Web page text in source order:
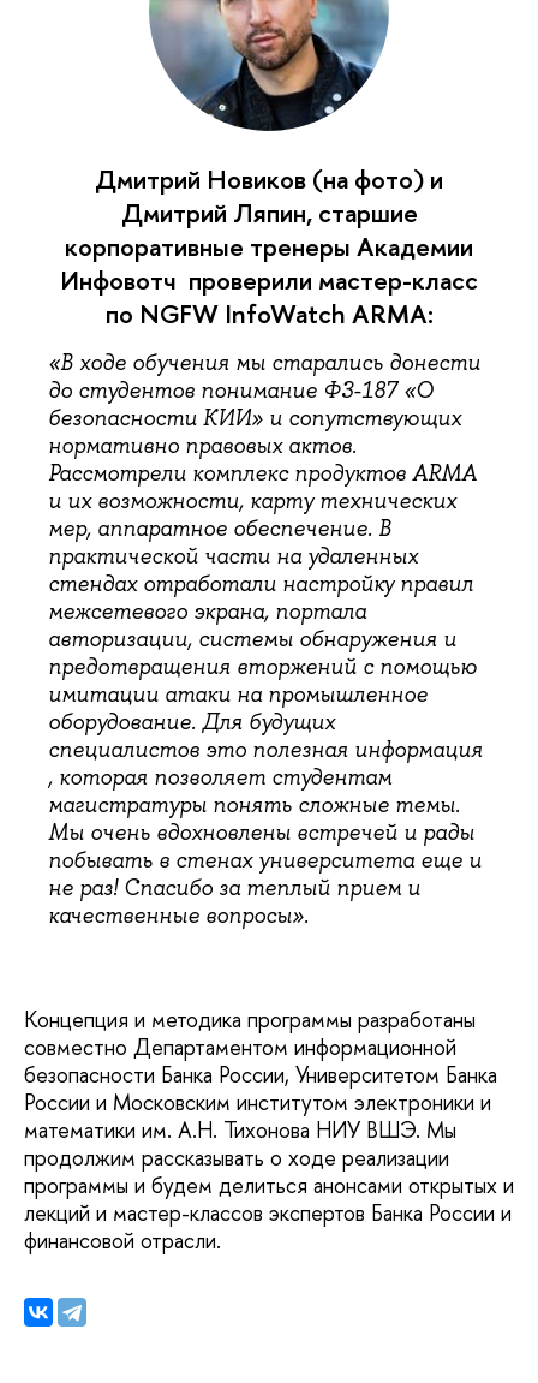
Дмитрий Новиков (на фото) и
Дмитрий Ляпин, старшие
корпоративные тренеры Академии
Инфовотч проверили мастер-класс
по NGFW InfoWatch ARMA:
«В ходе обучения мы старались донести
до студентов понимание ФЗ-187 «О
безопасности КИИ» и сопутствующих
нормативно правовых актов.
Рассмотрели комплекс продуктов ARMA
и их возможности, карту технических
мер, аппаратное обеспечение. В
практической части на удаленных
стендах отработали настройку правил
межсетевого экрана, портала
авторизации, системы обнаружения и
предотвращения вторжений с помощью
имитации атаки на промышленное
оборудование. Для будущих
специалистов это полезная информация
, которая позволяет студентам
магистратуры понять сложные темы.
Мы очень вдохновлены встречей и рады
побывать в стенах университета еще и
не раз! Спасибо за теплый прием и
качественные вопросы».
Концепция и методика программы разработаны
совместно Департаментом информационной
безопасности Банка России, Университетом Банка
России и Московским институтом электроники и
математики им. А.Н. Тихонова НИУ ВШЭ. Мы
продолжим рассказывать о ходе реализации
программы и будем делиться анонсами открытых и
лекций и мастер-классов экспертов Банка России и
финансовой отрасли.